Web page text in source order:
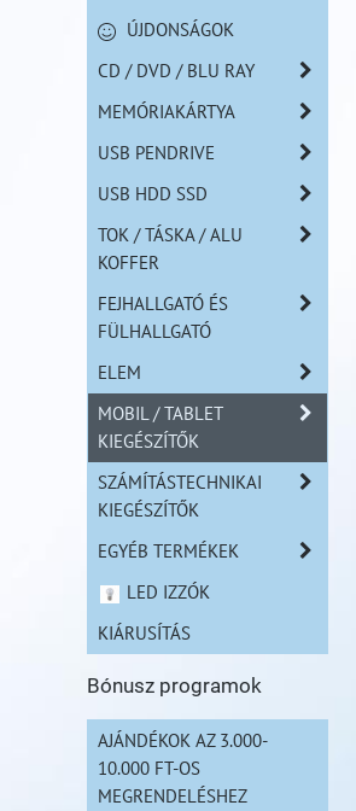
ÚJDONSÁGOK
CD / DVD / BLU RAY
MEMÓRIAKÁRTYA
USB PENDRIVE
USB HDD SSD
TOK / TÁSKA / ALU
KOFFER
FEJHALLGATÓ ÉS
FÜLHALLGATÓ
ELEM
MOBIL / TABLET
KIEGÉSZÍTŐK
SZÁMÍTÁSTECHNIKAI
KIEGÉSZÍTŐK
EGYÉB TERMÉKEK
LED IZZÓK
KIÁRUSÍTÁS
Bónusz programok
AJÁNDÉKOK AZ 3.000-
10.000 FT-OS
MEGRENDELÉSHEZ